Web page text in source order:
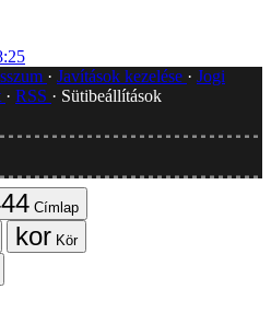
Javítások kezelése
Jogi
RSS
Sütibeállítások
Címlap
Kör